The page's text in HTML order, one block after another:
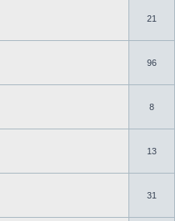
21
96
8
13
31